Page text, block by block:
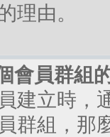
理由。
會員群組
建立時，
群組，那